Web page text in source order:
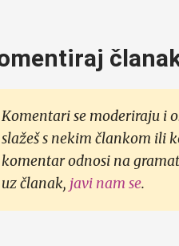
Komentari se moderiraju i
slažeš s nekim člankom ili
komentar odnosi na
uz članak, javi nam se.